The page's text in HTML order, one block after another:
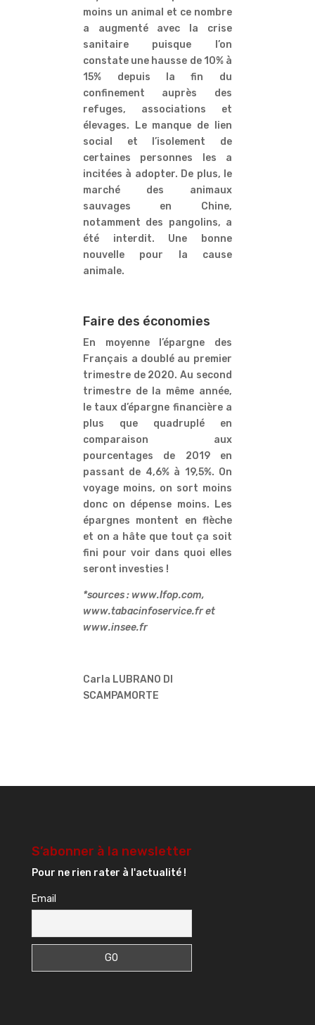
moins un animal et ce nombre
a augmenté avec la crise
sanitaire puisque l’on
constate une hausse de 10% à
15% depuis la fin du
confinement auprès des
refuges, associations et
élevages. Le manque de lien
social et l’isolement de
certaines personnes les a
incitées à adopter. De plus, le
marché des animaux
sauvages en Chine,
notamment des pangolins, a
été interdit. Une bonne
nouvelle pour la cause
animale.
Faire des économies
En moyenne l’épargne des
Français a doublé au premier
trimestre de 2020. Au second
trimestre de la même année,
le taux d’épargne financière a
plus que quadruplé en
comparaison aux
pourcentages de 2019 en
passant de 4,6% à 19,5%. On
voyage moins, on sort moins
donc on dépense moins. Les
épargnes montent en flèche
et on a hâte que tout ça soit
fini pour voir dans quoi elles
seront investies !
*sources : www.Ifop.com,
www.tabacinfoservice.fr et
www.insee.fr
Carla LUBRANO DI
SCAMPAMORTE
S’abonner à la newsletter
Pour ne rien rater à l'actualité !
Email